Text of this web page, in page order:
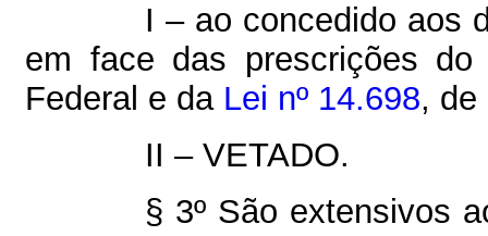
I – ao concedido aos
em face das prescrições
Federal e da Lei nº 14.698, de
II – VETADO.
§ 3º São extensivos